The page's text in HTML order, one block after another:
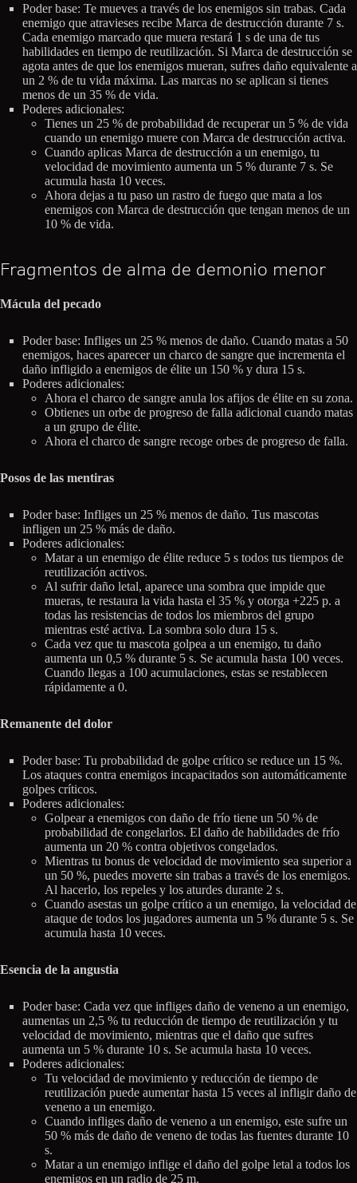
Poder base: Te mueves a través de los enemigos sin trabas. Cada
enemigo que atravieses recibe Marca de destrucción durante 7 s.
Cada enemigo marcado que muera restará 1 s de una de tus
habilidades en tiempo de reutilización. Si Marca de destrucción se
agota antes de que los enemigos mueran, sufres daño equivalente a
un 2 % de tu vida máxima. Las marcas no se aplican si tienes
menos de un 35 % de vida.
Poderes adicionales:
Tienes un 25 % de probabilidad de recuperar un 5 % de vida
cuando un enemigo muere con Marca de destrucción activa.
Cuando aplicas Marca de destrucción a un enemigo, tu
velocidad de movimiento aumenta un 5 % durante 7 s. Se
acumula hasta 10 veces.
Ahora dejas a tu paso un rastro de fuego que mata a los
enemigos con Marca de destrucción que tengan menos de un
10 % de vida.
Fragmentos de alma de demonio menor
Mácula del pecado
Poder base: Infliges un 25 % menos de daño. Cuando matas a 50
enemigos, haces aparecer un charco de sangre que incrementa el
daño infligido a enemigos de élite un 150 % y dura 15 s.
Poderes adicionales:
Ahora el charco de sangre anula los afijos de élite en su zona.
Obtienes un orbe de progreso de falla adicional cuando matas
a un grupo de élite.
Ahora el charco de sangre recoge orbes de progreso de falla.
Posos de las mentiras
Poder base: Infliges un 25 % menos de daño. Tus mascotas
infligen un 25 % más de daño.
Poderes adicionales:
Matar a un enemigo de élite reduce 5 s todos tus tiempos de
reutilización activos.
Al sufrir daño letal, aparece una sombra que impide que
mueras, te restaura la vida hasta el 35 % y otorga +225 p. a
todas las resistencias de todos los miembros del grupo
mientras esté activa. La sombra solo dura 15 s.
Cada vez que tu mascota golpea a un enemigo, tu daño
aumenta un 0,5 % durante 5 s. Se acumula hasta 100 veces.
Cuando llegas a 100 acumulaciones, estas se restablecen
rápidamente a 0.
Remanente del dolor
Poder base: Tu probabilidad de golpe crítico se reduce un 15 %.
Los ataques contra enemigos incapacitados son automáticamente
golpes críticos.
Poderes adicionales:
Golpear a enemigos con daño de frío tiene un 50 % de
probabilidad de congelarlos. El daño de habilidades de frío
aumenta un 20 % contra objetivos congelados.
Mientras tu bonus de velocidad de movimiento sea superior a
un 50 %, puedes moverte sin trabas a través de los enemigos.
Al hacerlo, los repeles y los aturdes durante 2 s.
Cuando asestas un golpe crítico a un enemigo, la velocidad de
ataque de todos los jugadores aumenta un 5 % durante 5 s. Se
acumula hasta 10 veces.
Esencia de la angustia
Poder base: Cada vez que infliges daño de veneno a un enemigo,
aumentas un 2,5 % tu reducción de tiempo de reutilización y tu
velocidad de movimiento, mientras que el daño que sufres
aumenta un 5 % durante 10 s. Se acumula hasta 10 veces.
Poderes adicionales:
Tu velocidad de movimiento y reducción de tiempo de
reutilización puede aumentar hasta 15 veces al infligir daño de
veneno a un enemigo.
Cuando infliges daño de veneno a un enemigo, este sufre un
50 % más de daño de veneno de todas las fuentes durante 10
s.
Matar a un enemigo inflige el daño del golpe letal a todos los
enemigos en un radio de 25 m.